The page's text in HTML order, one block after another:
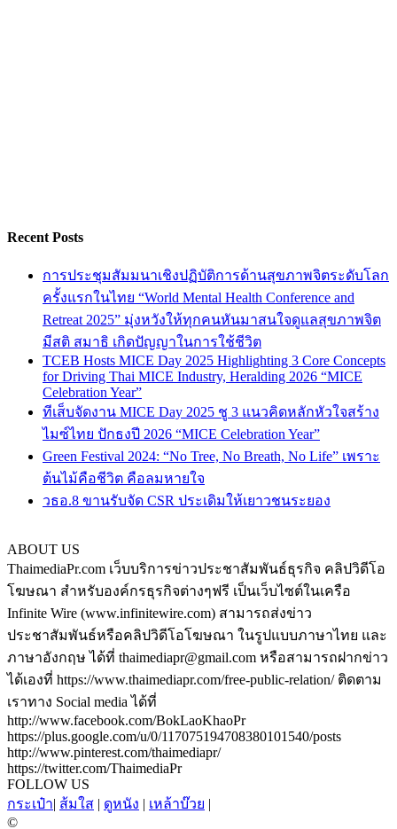
Recent Posts
การประชุมสัมมนาเชิงปฏิบัติการด้านสุขภาพจิตระดับโลก
ครั้งแรกในไทย “World Mental Health Conference and
Retreat 2025” มุ่งหวังให้ทุกคนหันมาสนใจดูแลสุขภาพจิต
มีสติ สมาธิ เกิดปัญญาในการใช้ชีวิต
TCEB Hosts MICE Day 2025 Highlighting 3 Core Concepts
for Driving Thai MICE Industry, Heralding 2026 “MICE
Celebration Year”
ทีเส็บจัดงาน MICE Day 2025 ชู 3 แนวคิดหลักหัวใจสร้าง
ไมซ์ไทย ปักธงปี 2026 “MICE Celebration Year”
Green Festival 2024: “No Tree, No Breath, No Life” เพราะ
ต้นไม้คือชีวิต คือลมหายใจ
วธอ.8 ขานรับจัด CSR ประเดิมให้เยาวชนระยอง
ABOUT US
ThaimediaPr.com เว็บบริการข่าวประชาสัมพันธ์ธุรกิจ คลิปวิดีโอ
โฆษณา สำหรับองค์กรธุรกิจต่างๆฟรี เป็นเว็บไซต์ในเครือ
Infinite Wire (www.infinitewire.com) สามารถส่งข่าว
ประชาสัมพันธ์หรือคลิปวิดีโอโฆษณา ในรูปแบบภาษาไทย และ
ภาษาอังกฤษ ได้ที่ thaimediapr@gmail.com หรือสามารถฝากข่าว
ได้เองที่ https://www.thaimediapr.com/free-public-relation/ ติดตาม
เราทาง Social media ได้ที่
http://www.facebook.com/BokLaoKhaoPr
https://plus.google.com/u/0/117075194708380101540/posts
http://www.pinterest.com/thaimediapr/
https://twitter.com/ThaimediaPr
FOLLOW US
กระเป๋า| ส้มใส | ดูหนัง | เหล้าบ๊วย |
©